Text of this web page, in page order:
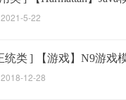
5-22
统类]
【游戏】N9游戏
12-28